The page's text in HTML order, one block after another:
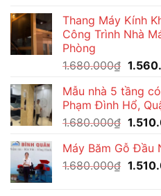
Thang Máy Kính
Công Trình Nhà
Phòng
1.680.000₫ Giá
là:
Mẫu nhà 5 tầng
Phạm Đình Hổ,
1.680.000₫ Giá
là:
Máy Băm Gỗ Đầu
1.680.000₫ Giá